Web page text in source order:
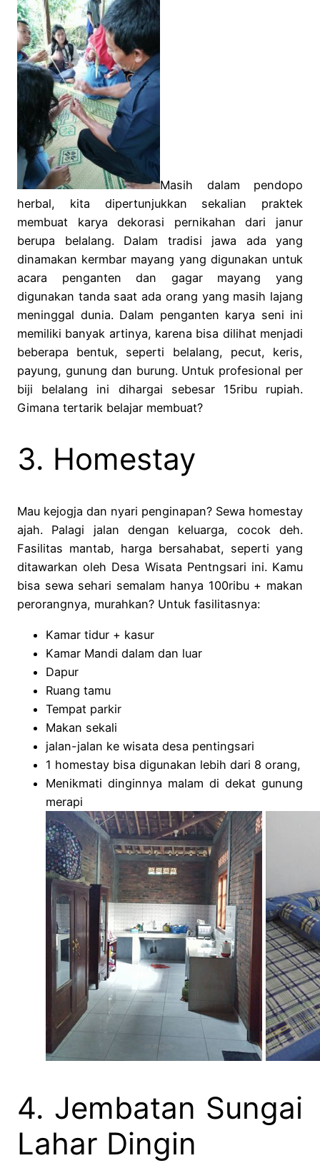
Masih dalam pendopo
herbal, kita dipertunjukkan sekalian praktek
membuat karya dekorasi pernikahan dari janur
berupa belalang. Dalam tradisi jawa ada yang
dinamakan kermbar mayang yang digunakan untuk
acara penganten dan gagar mayang yang
digunakan tanda saat ada orang yang masih lajang
meninggal dunia. Dalam penganten karya seni ini
memiliki banyak artinya, karena bisa dilihat menjadi
beberapa bentuk, seperti belalang, pecut, keris,
payung, gunung dan burung. Untuk profesional per
biji belalang ini dihargai sebesar 15ribu rupiah.
Gimana tertarik belajar membuat?
3. Homestay
Mau kejogja dan nyari penginapan? Sewa homestay
ajah. Palagi jalan dengan keluarga, cocok deh.
Fasilitas mantab, harga bersahabat, seperti yang
ditawarkan oleh Desa Wisata Pentngsari ini. Kamu
bisa sewa sehari semalam hanya 100ribu + makan
perorangnya, murahkan? Untuk fasilitasnya:
Kamar tidur + kasur
Kamar Mandi dalam dan luar
Dapur
Ruang tamu
Tempat parkir
Makan sekali
jalan-jalan ke wisata desa pentingsari
1 homestay bisa digunakan lebih dari 8 orang,
Menikmati dinginnya malam di dekat gunung
merapi
4. Jembatan Sungai
Lahar Dingin